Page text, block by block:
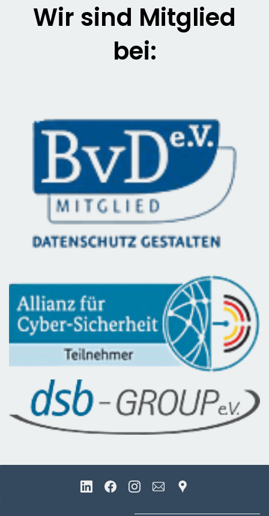
Wir sind Mitglied
bei: